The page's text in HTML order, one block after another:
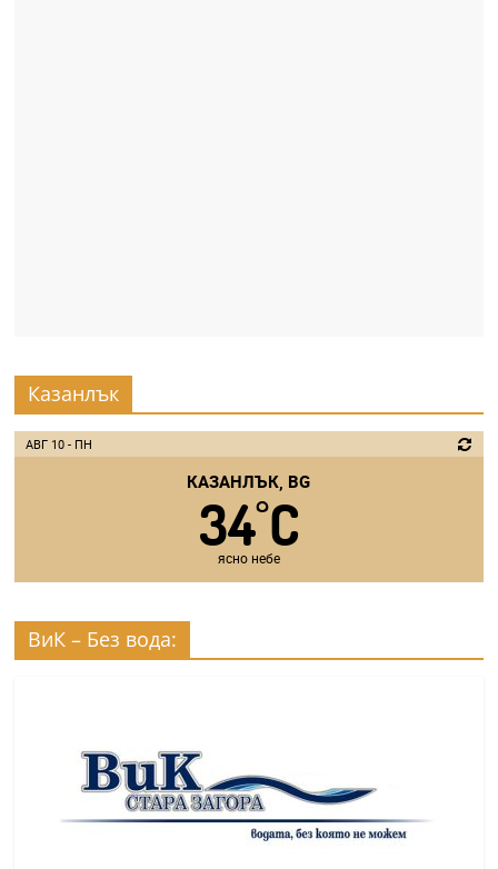
Казанлък
АВГ 10 - ПН
КАЗАНЛЪК, BG
34°C
ясно небе
ВиК – Без вода: